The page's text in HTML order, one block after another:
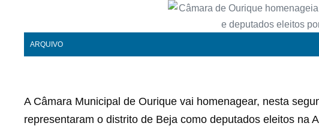
ARQUIVO
A Câmara Municipal de Ourique vai homenagear, nesta
representaram o distrito de Beja como deputados eleitos na